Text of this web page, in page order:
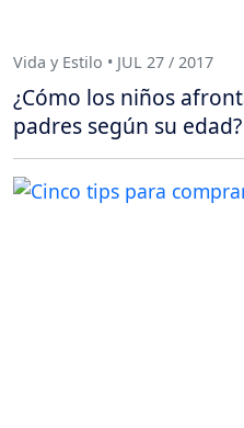
Vida y Estilo • JUL 27 / 2017
¿Cómo los niños
padres según su edad?